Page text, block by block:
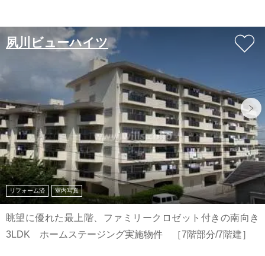
夙川ビューハイツ
リフォーム済 室内写真
眺望に優れた最上階、ファミリークロゼット付きの南向き
3LDK ホームステージング実施物件 ［7階部分/7階建］